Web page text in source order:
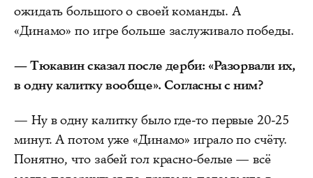
ожидать большого о своей команды. А
«Динамо» по игре больше заслуживало победы.
— Тюкавин сказал после дерби: «Разорвали их,
в одну калитку вообще». Согласны с ним?
— Ну в одну калитку было где-то первые 20-25
минут. А потом уже «Динамо» играло по счёту.
Понятно, что забей гол красно-белые — всё